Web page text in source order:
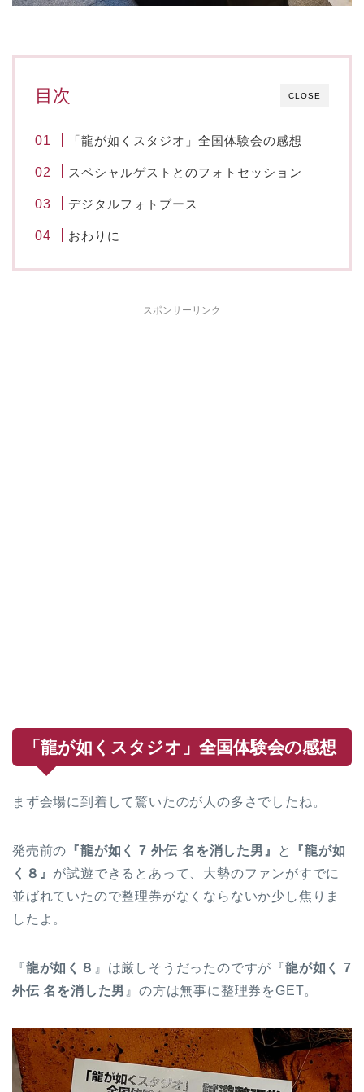
CLOSE
目次
「龍が如くスタジオ」全国体験会の感想
スペシャルゲストとのフォトセッション
デジタルフォトブース
おわりに
スポンサーリンク
「龍が如くスタジオ」全国体験会の感想
まず会場に到着して驚いたのが人の多さでしたね。
発売前の 『龍が如く 7 外伝 名を消した男』 と
『龍が如
く８』 が試遊できるとあって、大勢のファンがすでに
並ばれていたので整理券がなくならないか少し焦りま
したよ。
『龍が如く８ 』は厳しそうだったのですが『龍が如く 7
外伝 名を消した男 』の方は無事に整理券をGET。